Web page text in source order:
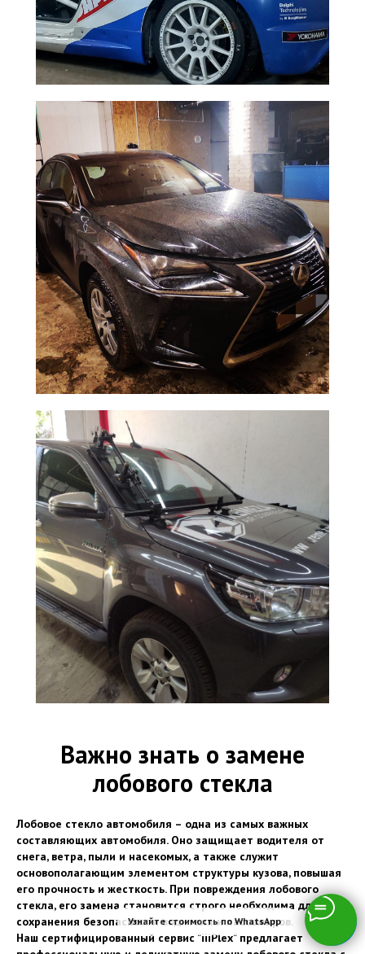
Узнайте стоимость по WhatsApp
Важно знать о замене
лобового стекла
Лобовое стекло автомобиля – одна из самых важных
составляющих автомобиля. Оно защищает водителя от
снега, ветра, пыли и насекомых, а также служит
основополагающим элементом структуры кузова, повышая
его прочность и жесткость. При повреждения лобового
стекла, его замена становится строго необходима для
сохранения безопасности водителя и пассажиров.
Наш сертифицированный сервис "iiiPlex" предлагает